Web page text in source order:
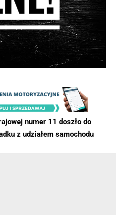
numer 11 doszło do
z udziałem samochodu